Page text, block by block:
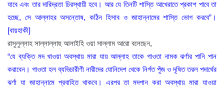
যাবে এবং তার দারিদ্রতা চিরস্থায়ী হবে। আর যে তিনটি শাস্তি আখেরাতে প্রকাশ পাবে তা
হচ্ছে, সে আল্লাহর অসন্তোষ, কঠিন হিসাব ও জাহান্নামের শাস্তি ভোগ করবে”।
[বায়হাকী]
রাসুলুল্লাহ সাল্লাল্লাহু আলাইহি ওয়া সাল্লাম আরো বলেছেন,
“যে ব্যক্তি মদ খাওয়া অবস্থায় মারা যায় আল্লাহ তাকে গাওতা নামক ঝর্ণার পানি পান
করাবেন। গাওতা হল ব্যভিচারীণী নারীদের যোনিদেশ থেকে নির্গত পুঁজ ও দূষিত তরল পদার্থের
ঝর্ণা যা জাহান্নামে প্রবাহিত থাকবে। এরপর তা মদপান করা অবস্থায় মারা যাওয়া